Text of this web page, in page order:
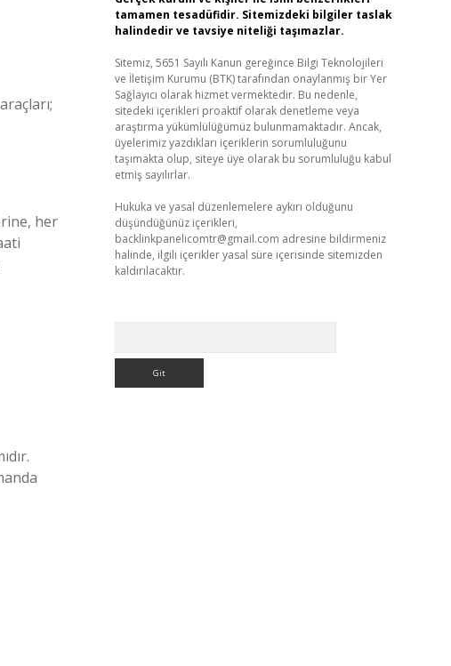
her
tamamen tesadüfidir. Sitemizdeki bilgiler taslak
halindedir ve tavsiye niteliği taşımazlar.
Sitemiz, 5651 Sayılı Kanun gereğince Bilgi Teknolojileri
ve İletişim Kurumu (BTK) tarafından onaylanmış bir Yer
Sağlayıcı olarak hizmet vermektedir. Bu nedenle,
sitedeki içerikleri proaktif olarak denetleme veya
araştırma yükümlülüğümüz bulunmamaktadır. Ancak,
üyelerimiz yazdıkları içeriklerin sorumluluğunu
taşımakta olup, siteye üye olarak bu sorumluluğu kabul
etmiş sayılırlar.
Hukuka ve yasal düzenlemelere aykırı olduğunu
düşündüğünüz içerikleri,
backlinkpanelicomtr@gmail.com adresine bildirmeniz
halinde, ilgili içerikler yasal süre içerisinde sitemizden
kaldırılacaktır.